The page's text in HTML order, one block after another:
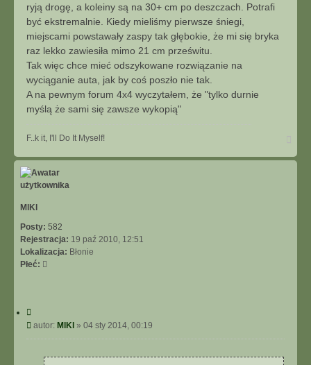
ryją drogę, a koleiny są na 30+ cm po deszczach. Potrafi
być ekstremalnie. Kiedy mieliśmy pierwsze śniegi,
miejscami powstawały zaspy tak głębokie, że mi się bryka
raz lekko zawiesiła mimo 21 cm prześwitu.
Tak więc chce mieć odszykowane rozwiązanie na
wyciąganie auta, jak by coś poszło nie tak.
A na pewnym forum 4x4 wyczytałem, że "tylko durnie
myślą że sami się zawsze wykopią"
F..k it, I'll Do It Myself!
g
MlKl
Posty: 582
Rejestracja: 19 paź 2010, 12:51
Lokalizacja: Błonie
Płeć:
yP
o
autor: MlKl » 04 sty 2014, 00:19